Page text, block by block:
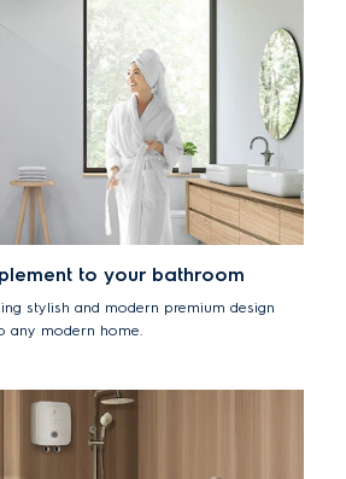
to your bathroom
stylish and modern premium design
any modern home.